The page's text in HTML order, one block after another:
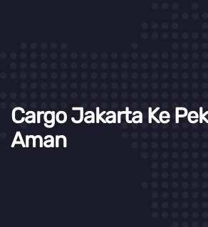
Cargo Jakarta Ke
Aman